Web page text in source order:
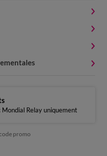
Relay uniquement
promo